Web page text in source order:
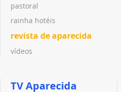
pastoral
rainha hotéis
revista de aparecida
vídeos
TV Aparecida